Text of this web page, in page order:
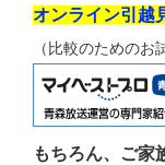
オンライン引越
（比較のためのお
もちろん、ご家